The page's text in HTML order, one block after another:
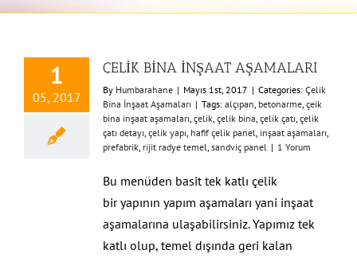
1
05, 2017
ÇELİK BİNA İNŞAAT AŞAMALARI
By Humbarahane | Mayıs 1st, 2017 | Categories: Çelik
Bina İnşaat Aşamaları | Tags: alçıpan, betonarme, çeik
bina inşaat aşamaları, çelik, çelik bina, çelik çatı, çelik
çatı detayı, çelik yapı, hafif çelik panel, inşaat aşamaları,
prefabrik, rijit radye temel, sandviç panel | 1 Yorum
Bu menüden basit tek katlı çelik
bir yapının yapım aşamaları yani inşaat
aşamalarına ulaşabilirsiniz. Yapımız tek
katlı olup, temel dışında geri kalan